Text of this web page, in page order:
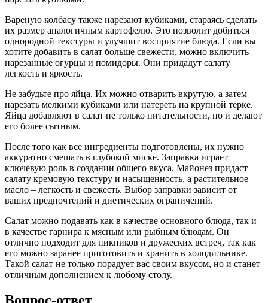
Вареную колбасу также нарезают кубиками, стараясь сделать
их размер аналогичным картофелю. Это позволит добиться
однородной текстуры и улучшит восприятие блюда. Если вы
хотите добавить в салат больше свежести, можно включить
нарезанные огурцы и помидоры. Они придадут салату
легкость и яркость.
Не забудьте про яйца. Их можно отварить вкрутую, а затем
нарезать мелкими кубиками или натереть на крупной терке.
Яйца добавляют в салат не только питательности, но и делают
его более сытным.
После того как все ингредиенты подготовлены, их нужно
аккуратно смешать в глубокой миске. Заправка играет
ключевую роль в создании общего вкуса. Майонез придаст
салату кремовую текстуру и насыщенность, а растительное
масло – легкость и свежесть. Выбор заправки зависит от
ваших предпочтений и диетических ограничений.
Салат можно подавать как в качестве основного блюда, так и
в качестве гарнира к мясным или рыбным блюдам. Он
отлично подходит для пикников и дружеских встреч, так как
его можно заранее приготовить и хранить в холодильнике.
Такой салат не только порадует вас своим вкусом, но и станет
отличным дополнением к любому столу.
Вопрос-ответ